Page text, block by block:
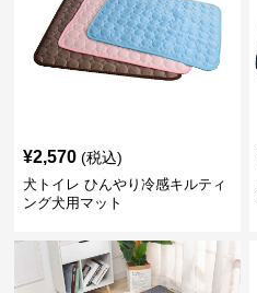
¥2,570 (税込)
犬トイレ ひんやり冷感キルティ
ング犬用マット